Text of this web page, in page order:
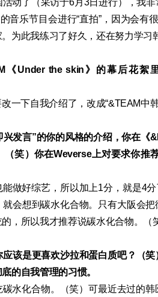
活动了（采访于6月3日进行），我
音乐节目会进行“直拍”，因为会有
为此我练习了好久，还在努力学习
《Under the skin》的幕后花
一下自我介绍了，改成“&TEAM中
发言”的你的风格的介绍，你在《
（笑）你在Weverse上对要求你推
做好综艺，所以加上1分，就是4
会想到碳水化合物。只有大阪会
，所以我才推荐说碳水化合物。（
该是更喜欢沙拉和蛋白质吧？（
的自我管理的习惯。
水化合物。（笑）可最近去过的